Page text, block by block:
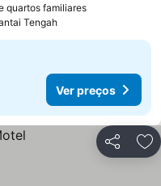
quartos familiares
Tengah
Ver preços
Partilhar